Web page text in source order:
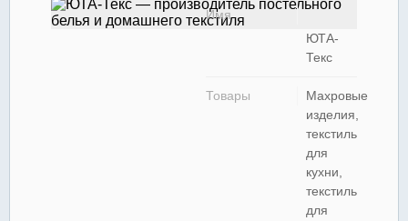
Имя
ЮТА-
Текс
Товары
Махровые
изделия,
текстиль
для
кухни,
текстиль
для